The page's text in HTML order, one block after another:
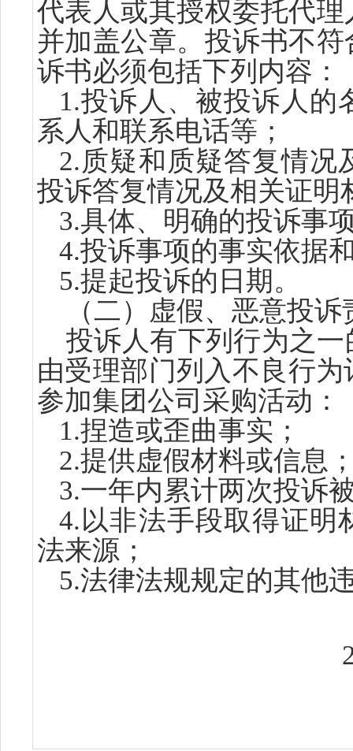
代表人或其授权委托代理
并加盖公章。 投诉书不
诉书必须包括下列内容：
1.投诉人、被投诉人的
系人和联系电话等；
2.质疑和 质疑答复情况
投诉答复情况及相关证明
3.具体、明确的投诉事
4.投诉事项的事实依据
5.提起投诉的日期。
（二） 虚假、恶意投诉
投诉人有下列行为之
由受理部门列入不良行
参加集团公司采购活动：
1.捏造或歪曲事实；
2.提供虚假材料或信息
3.一年内累计两次投诉
4.以非法手段取得证明
法来源；
5.法律法规规定的其他